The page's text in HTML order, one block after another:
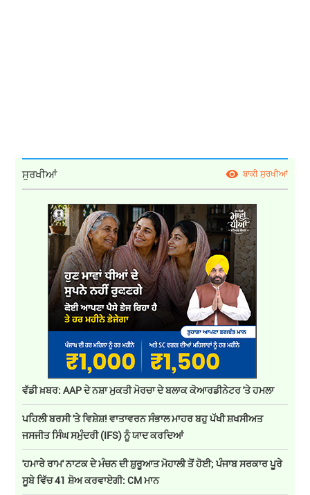
ਸੁਰਖੀਆਂ ਬਾਕੀ ਸੁਰਖੀਆਂ
ਵੱਡੀ ਖ਼ਬਰ: AAP ਦੇ ਨਸ਼ਾ ਮੁਕਤੀ ਮੋਰਚਾ ਦੇ ਬਲਾਕ ਕੋਆਰਡੀਨੇਟਰ 'ਤੇ ਹਮਲਾ
ਪਹਿਲੀ ਬਰਸੀ 'ਤੇ ਵਿਸ਼ੇਸ਼! ਵਾਤਾਵਰਨ ਸੰਭਾਲ ਮਾਹਰ ਬਹੁ ਪੱਖੀ ਸ਼ਖਸੀਅਤ
ਜਸਜੀਤ ਸਿੰਘ ਸਮੁੰਦਰੀ (IFS) ਨੂੰ ਯਾਦ ਕਰਦਿਆਂ
'ਹਮਾਰੇ ਰਾਮ' ਨਾਟਕ ਦੇ ਮੰਚਨ ਦੀ ਸ਼ੁਰੂਆਤ ਮੋਹਾਲੀ ਤੋਂ ਹੋਈ; ਪੰਜਾਬ ਸਰਕਾਰ ਪੂਰੇ
ਸੂਬੇ ਵਿੱਚ 41 ਸ਼ੋਅ ਕਰਵਾਏਗੀ: CM ਮਾਨ